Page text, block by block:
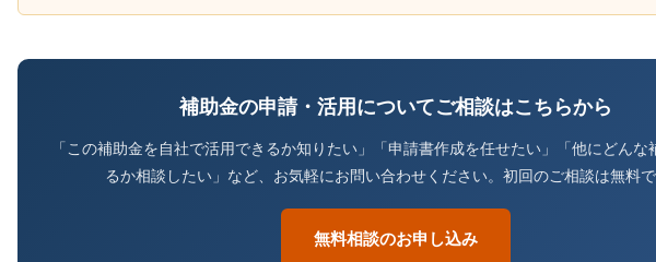
補助金の申請・活用についてご相談はこちらから
「この補助金を自社で活用できるか知りたい」「申請書作成を任せたい」「他にどんな
るか相談したい」など、お気軽にお問い合わせください。初回のご相談は無料で
無料相談のお申し込み